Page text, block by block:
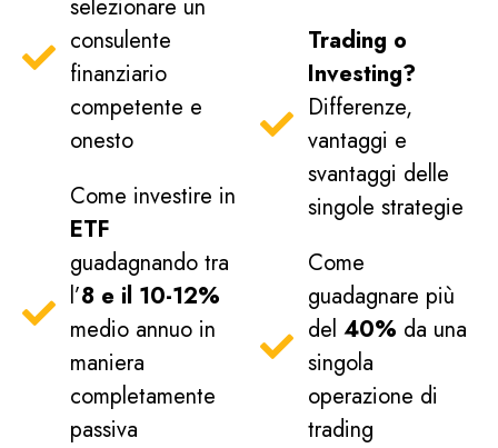
selezionare un
consulente
finanziario
competente e
onesto
Come investire in
ETF
guadagnando tra
l’8 e il 10-12%
medio annuo in
maniera
completamente
passiva
Trading o
Investing?
Differenze,
vantaggi e
svantaggi delle
singole strategie
Come
guadagnare più
del 40% da una
singola
operazione di
trading